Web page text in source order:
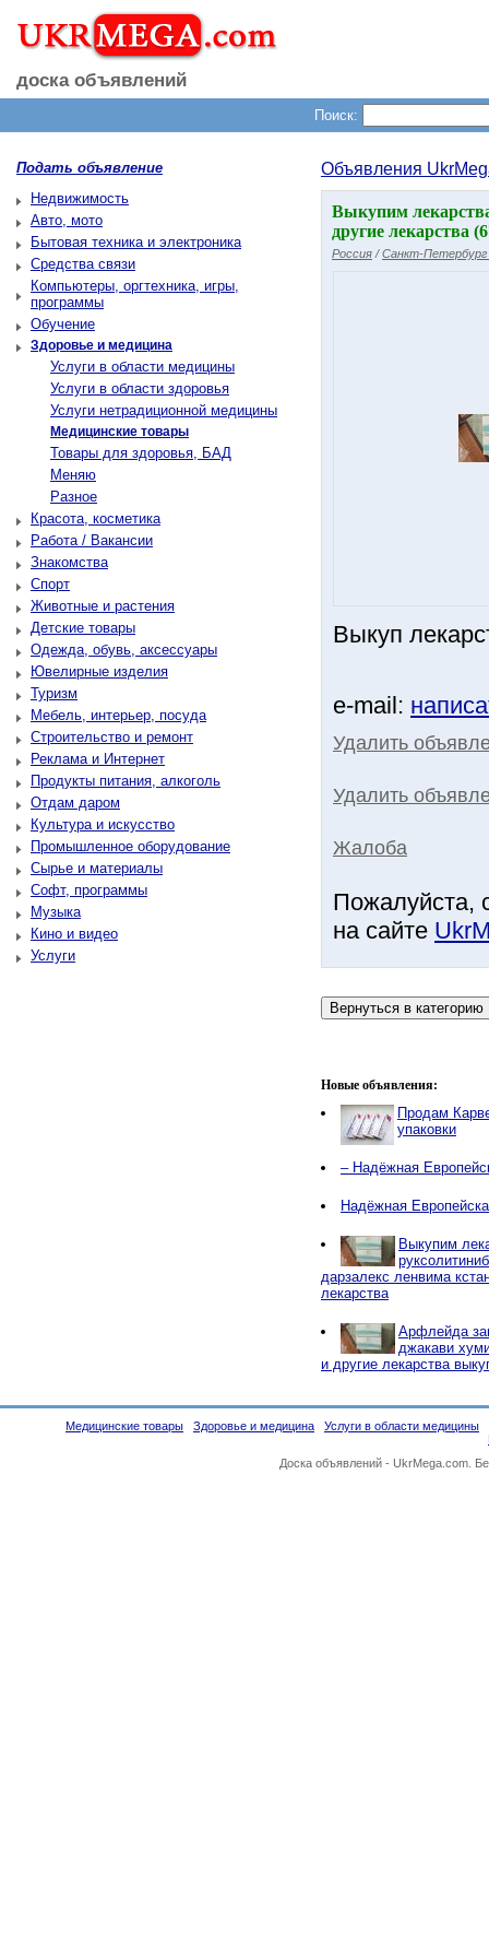
доска объявлений
Поиск:
Подать объявление
Недвижимость
Авто, мото
Бытовая техника и электроника
Средства связи
Компьютеры, оргтехника, игры,
программы
Обучение
Здоровье и медицина
Услуги в области медицины
Услуги в области здоровья
Услуги нетрадиционной медицины
Медицинские товары
Товары для здоровья, БАД
Меняю
Разное
Красота, косметика
Работа / Вакансии
Знакомства
Спорт
Животные и растения
Детские товары
Одежда, обувь, аксессуары
Ювелирные изделия
Туризм
Мебель, интерьер, посуда
Строительство и ремонт
Реклама и Интернет
Продукты питания, алкоголь
Отдам даром
Культура и искусство
Промышленное оборудование
Сырье и материалы
Софт, программы
Музыка
Кино и видео
Услуги
Объявления
Выкупим
другие лекарства
Россия /Санкт-Петербург
Выкуп
e-mail:
Удалить
Удалить
Жалоба
Пожалуйста,
на сайте
Новые объявления:
Продам
упаковки
– Надёжная
Надёжная
Выкупим
дарзалекс ленвима
лекарства
Арфлейда
джакави
и другие лекарства
Медицинские товары Здоровье и медицина
Услуги в области медицины
Доска объявлений - UkrMega.com.